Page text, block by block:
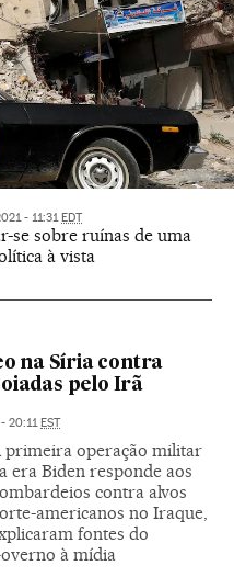
- 11:31 EDT
se sobre ruínas de uma
à vista
na Síria contra
pelo Irã
- 20:11 EST
primeira operação militar
era Biden responde aos
contra alvos
americanos no Iraque,
fontes do
à mídia